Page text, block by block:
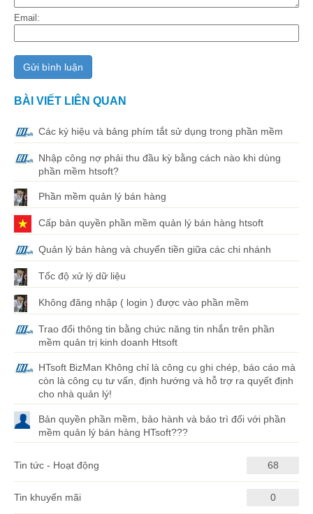
Email:
BÀI VIẾT LIÊN QUAN
Các ký hiệu và bảng phím tắt sử dụng trong phần mềm
Nhập công nợ phải thu đầu kỳ bằng cách nào khi dùng
phần mềm htsoft?
Phần mềm quản lý bán hàng
Cấp bản quyền phần mềm quản lý bán hàng htsoft
Quản lý bán hàng và chuyển tiền giữa các chi nhánh
Tốc độ xử lý dữ liệu
Không đăng nhập ( login ) được vào phần mềm
Trao đổi thông tin bằng chức năng tin nhắn trên phần
mềm quản trị kinh doanh Htsoft
HTsoft BizMan Không chỉ là công cụ ghi chép, báo cáo mà
còn là công cụ tư vấn, định hướng và hỗ trợ ra quyết định
cho nhà quản lý!
Bản quyền phần mềm, bảo hành và bảo trì đối với phần
mềm quản lý bán hàng HTsoft???
Tin tức - Hoạt động 68
Tin khuyến mãi 0